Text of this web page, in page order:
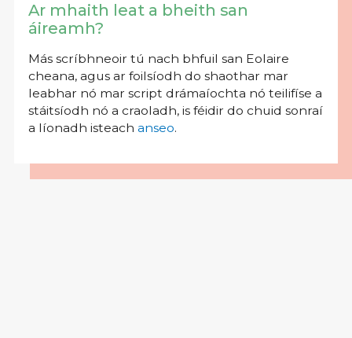
Ar mhaith leat a bheith san
áireamh?
Más scríbhneoir tú nach bhfuil san Eolaire
cheana, agus ar foilsíodh do shaothar mar
leabhar nó mar script drámaíochta nó teilifíse a
stáitsíodh nó a craoladh, is féidir do chuid sonraí
a líonadh isteach anseo.